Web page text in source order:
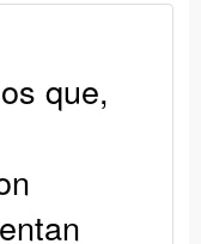
que,